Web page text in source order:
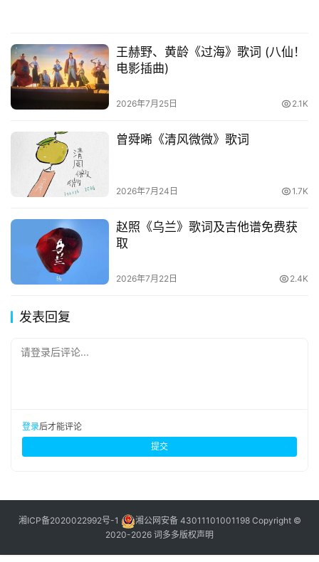
王赫野、黄龄《过海》歌词 (八仙！
电影插曲)
2026年7月25日 2.1K
曾舜晞《清风微微》歌词
2026年7月24日 1.7K
赵照《乌兰》歌词及吉他谱免费获
取
2026年7月22日 2.4K
发表回复
请登录后评论...
登录后才能评论
提交
湘ICP备2020022992号-1 湘公网安备 43011101001198Copyright ©
2020-2026 词多多版权声明